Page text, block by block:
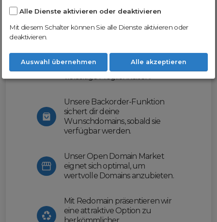
Nutze unsere Erfahrung und profitiere
erleichtern wir dir den
Domainhandel und bieten dir
vielseitige Möglichkeiten.
Unsere Backorder-Funktion
sichert dir deine
Wunschdomains, sobald sie
verfügbar werden.
Unser Open Domain Market
eignet sich optimal, um
wertvolle Domains anzubieten.
Mit Redomain präsentieren wir
eine attraktive Option zu
Alle Dienste aktivieren oder deaktivieren
Mit diesem Schalter können Sie alle Dienste aktivieren oder
deaktivieren.
Auswahl übernehmen Alle akzeptieren